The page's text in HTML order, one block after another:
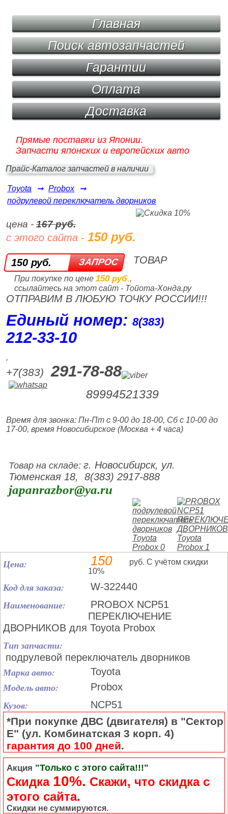
Главная
Поиск автозапчастей
Гарантии
Оплата
Доставка
Прямые поставки из Японии.
Запчасти японских и европейских авто
Прайс-Каталог запчастей в наличии
Toyota ➞ Probox
➞
подрулевой переключатель дворников
цена -167 руб.
с этого сайта -150 руб.
150 руб.
При покупке по цене 150 руб.,
ссылайтесь на этот сайт - Тойота-Хонда.ру
ТОВАР
ОТПРАВИМ В ЛЮБУЮ ТОЧКУ РОССИИ!!!
Единый номер:8(383)
212‑33‑10
,
+7(383) 291-78-88
89994521339
Время для звонка: Пн-Пт с 9-00 до 18-00, Сб с 10-00 до
17-00, время Новосибирское (Москва + 4 часа)
Товар на складе:г. Новосибирск, ул.
Тюменская 18, 8(383) 2917-888
japanrazbor@ya.ru
Цена: 150
руб. С учётом скидки
10%
Код для заказа: W-322440
Наименование:
PROBOX NCP51
ПЕРЕКЛЮЧЕНИЕ
ДВОРНИКОВ для Toyota Probox
Тип запчасти:
подрулевой переключатель дворников
Марка авто: Toyota
Модель авто: Probox
Кузов: NCP51
*При покупке ДВС (двигателя) в "Сектор
Е" (ул. Комбинатская 3 корп. 4)
гарантия до 100 дней.
Акция "Только с этого сайта!!!"
Скидка 10%. Cкажи, что скидка с
этого сайта.
Скидки не суммируются.